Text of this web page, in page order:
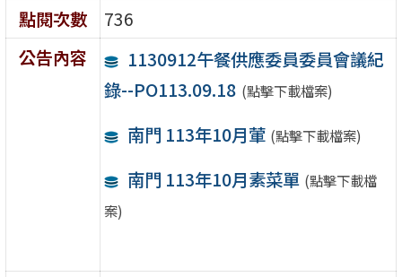
點閱次數
736
公告內容
1130912午餐供應委員委員會議紀
錄--PO113.09.18 (點擊下載檔案)
南門 113年10月葷 (點擊下載檔案)
南門 113年10月素菜單 (點擊下載檔
案)